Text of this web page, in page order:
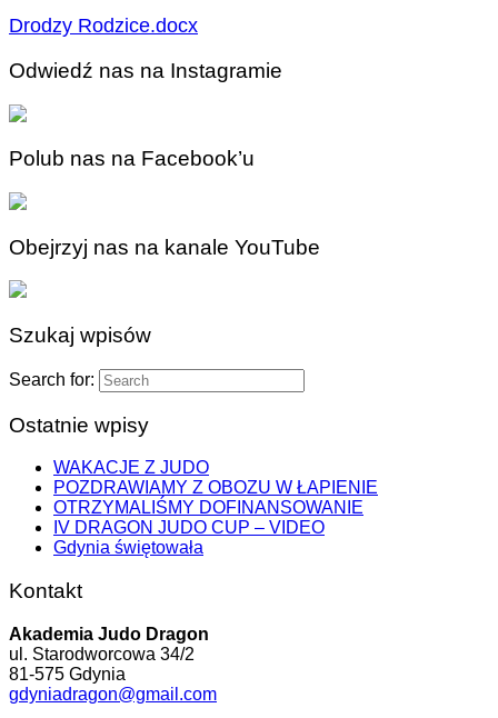
Drodzy Rodzice.docx
Odwiedź nas na Instagramie
Polub nas na Facebook’u
Obejrzyj nas na kanale YouTube
Szukaj wpisów
Search for:
Ostatnie wpisy
WAKACJE Z JUDO
POZDRAWIAMY Z OBOZU W ŁAPIENIE
OTRZYMALIŚMY DOFINANSOWANIE
IV DRAGON JUDO CUP – VIDEO
Gdynia świętowała
Kontakt
Akademia Judo Dragon
ul. Starodworcowa 34/2
81-575 Gdynia
gdyniadragon@gmail.com